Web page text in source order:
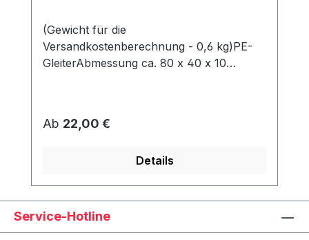
(Gewicht für die
Versandkostenberechnung - 0,6 kg)PE-
GleiterAbmessung ca. 80 x 40 x 10
Regulärer Preis:
Ab 22,00 €
Details
Service-Hotline